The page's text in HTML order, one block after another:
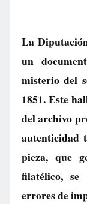
La
un
misterio del
1851. Este
del archivo
autenticidad
pieza, que
filatélico,
errores de